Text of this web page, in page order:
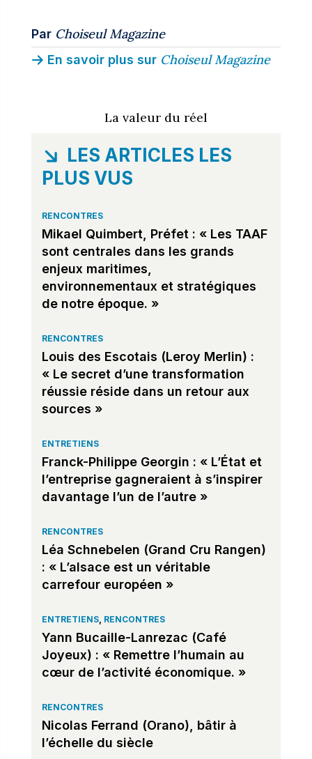
Par Choiseul Magazine
En savoir plus sur Choiseul Magazine
La valeur du réel
LES ARTICLES LES
PLUS VUS
RENCONTRES
Mikael Quimbert, Préfet : « Les TAAF
sont centrales dans les grands
enjeux maritimes,
environnementaux et stratégiques
de notre époque. »
RENCONTRES
Louis des Escotais (Leroy Merlin) :
« Le secret d’une transformation
réussie réside dans un retour aux
sources »
ENTRETIENS
Franck-Philippe Georgin : « L’État et
l’entreprise gagneraient à s’inspirer
davantage l’un de l’autre »
RENCONTRES
Léa Schnebelen (Grand Cru Rangen)
: « L’alsace est un véritable
carrefour européen »
ENTRETIENS, RENCONTRES
Yann Bucaille-Lanrezac (Café
Joyeux) : « Remettre l’humain au
cœur de l’activité économique. »
RENCONTRES
Nicolas Ferrand (Orano), bâtir à
l’échelle du siècle